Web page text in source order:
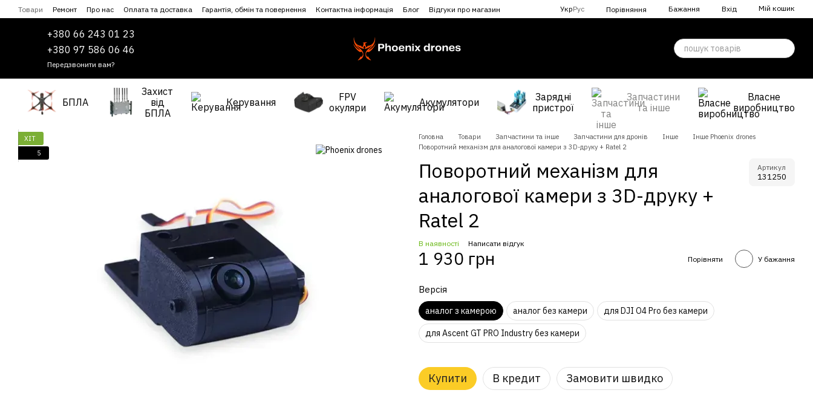
Перейти до основного контенту
Товари Ремонт Про нас Оплата та доставка Гарантія, обмін та повернення Контактна інформація Блог
Відгуки про магазин
Співпраця
Угода користувача
УкрРус Порівняння Бажання Вхід Мій кошик
+380 66 243 01 23
+380 97 586 06 46
Передзвонити вам?
БПЛА
Захист
від
БПЛА
Керування
FPV
окуляри
Акумулятори
Зарядні
пристрої
Запчастини
та інше
Власне
виробництво
ХІТ
5
Головна Товари Запчастини та інше Запчастини для дронів Інше
Інше Phoenix drones
Поворотний механізм для аналогової камери з 3D-друку + Ratel 2
Поворотний механізм для
аналогової камери з 3D-друку +
Ratel 2
Артикул
131250
В наявності Написати відгук
1 930 грн Порівняти У бажання
Версія
аналог з камерою аналог без камери для DJI O4 Pro без камери
для Ascent GT PRO Industry без камери
Купити В кредит Замовити швидко